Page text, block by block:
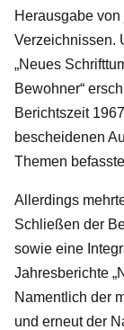
Herausgabe
Verzeichnissen.
„Neues
Bewohner“
Berichtszeit
bescheidenen
Themen
Allerdings
Schließen der
sowie eine
Jahresberichte
Namentlich der
und erneut der